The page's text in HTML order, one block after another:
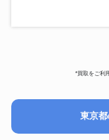
*買取をご利
東京